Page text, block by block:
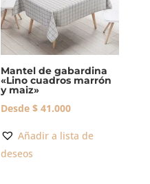
Mantel de gabardina
«Lino cuadros marrón
y maiz»
Desde $ 41.000
Añadir a lista de
deseos